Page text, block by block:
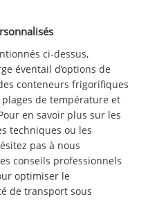
ci-dessus,
éventail d’options de
conteneurs frigorifiques
de température et
en savoir plus sur les
techniques ou les
pas à nous
conseils professionnels
optimiser le
de transport sous